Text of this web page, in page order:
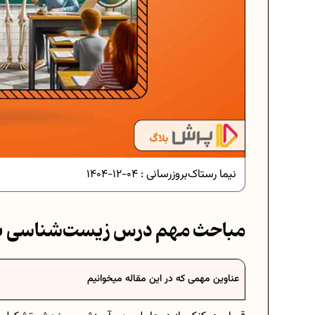
دانلود رایگان نمونه سوالات
فرمول حجم اشکال هندسی در
برنامه‌ ریزی درسی هفتم
بروزرسانی : 04-12-1404 نیما رستاک
مباحث مهم درس زیست‌شناسی
عناوین مهمی که در این مقاله میخوانیم